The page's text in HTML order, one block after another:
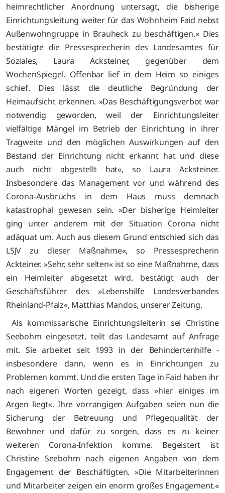
heimrechtlicher Anordnung untersagt, die bisherige
Einrichtungsleitung weiter für das Wohnheim Faid nebst
Außenwohngruppe in Brauheck zu beschäftigen.« Dies
bestätigte die Pressesprecherin des Landesamtes für
Soziales, Laura Acksteiner, gegenüber dem
WochenSpiegel. Offenbar lief in dem Heim so einiges
schief. Dies lässt die deutliche Begründung der
Heimaufsicht erkennen. »Das Beschäftigungsverbot war
notwendig geworden, weil der Einrichtungsleiter
vielfältige Mängel im Betrieb der Einrichtung in ihrer
Tragweite und den möglichen Auswirkungen auf den
Bestand der Einrichtung nicht erkannt hat und diese
auch nicht abgestellt hat«, so Laura Acksteiner.
Insbesondere das Management vor und während des
Corona-Ausbruchs in dem Haus muss demnach
katastrophal gewesen sein. »Der bisherige Heimleiter
ging unter anderem mit der Situation Corona nicht
adäquat um. Auch aus diesem Grund entschied sich das
LSJV zu dieser Maßnahme«, so Pressesprecherin
Ackteiner. »Sehr, sehr selten« ist so eine Maßnahme, dass
ein Heimleiter abgesetzt wird, bestätigt auch der
Geschäftsführer des »Lebenshilfe Landesverbandes
Rheinland-Pfalz«, Matthias Mandos, unserer Zeitung.
Als kommissarische Einrichtungsleiterin sei Christine
Seebohm eingesetzt, teilt das Landesamt auf Anfrage
mit. Sie arbeitet seit 1993 in der Behindertenhilfe -
insbesondere dann, wenn es in Einrichtungen zu
Problemen kommt. Und die ersten Tage in Faid haben ihr
nach eigenen Worten gezeigt, dass »hier einiges im
Argen liegt«. Ihre vorrangigen Aufgaben seien nun die
Sicherung der Betreuung und Pflegequalität der
Bewohner und dafür zu sorgen, dass es zu keiner
weiteren Corona-Infektion komme. Begeistert ist
Christine Seebohm nach eigenen Angaben von dem
Engagement der Beschäftigten. »Die Mitarbeiterinnen
und Mitarbeiter zeigen ein enorm großes Engagement.«